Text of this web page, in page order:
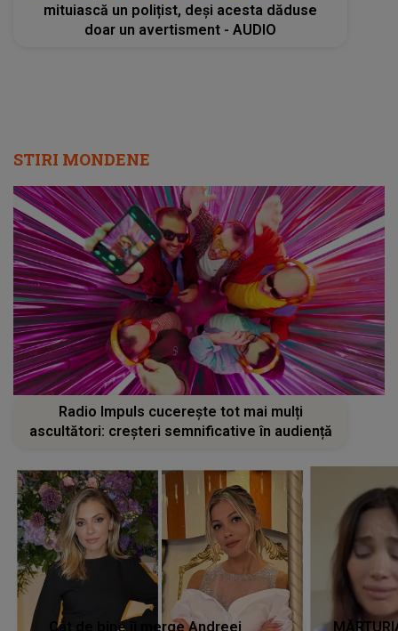
mituiască un polițist, deși acesta dăduse
doar un avertisment - AUDIO
STIRI MONDENE
Radio Impuls cucerește tot mai mulți
ascultători: creșteri semnificative în audiență
Cât de bine îi merge Andreei